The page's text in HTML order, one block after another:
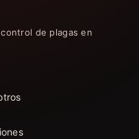
de plagas en